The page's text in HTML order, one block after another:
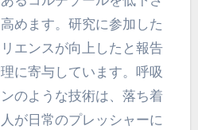
めます。研究に参加した
エンスが向上したと報告
に寄与しています。呼吸
のような技術は、落ち着
が日常のプレッシャーに